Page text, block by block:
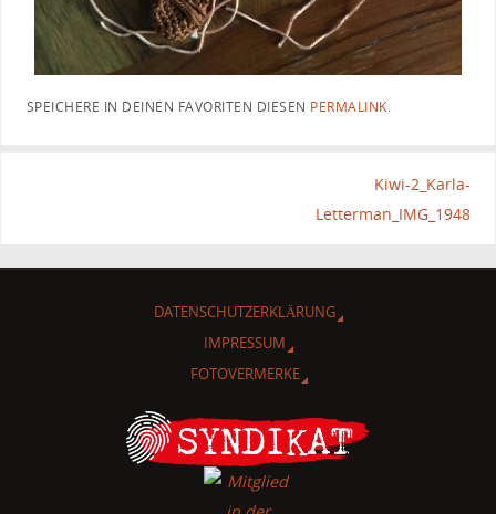
SPEICHERE IN DEINEN FAVORITEN DIESEN PERMALINK.
Kiwi-2_Karla-
Letterman_IMG_1948
DATENSCHUTZERKLÄRUNG
IMPRESSUM
FOTOVERMERKE